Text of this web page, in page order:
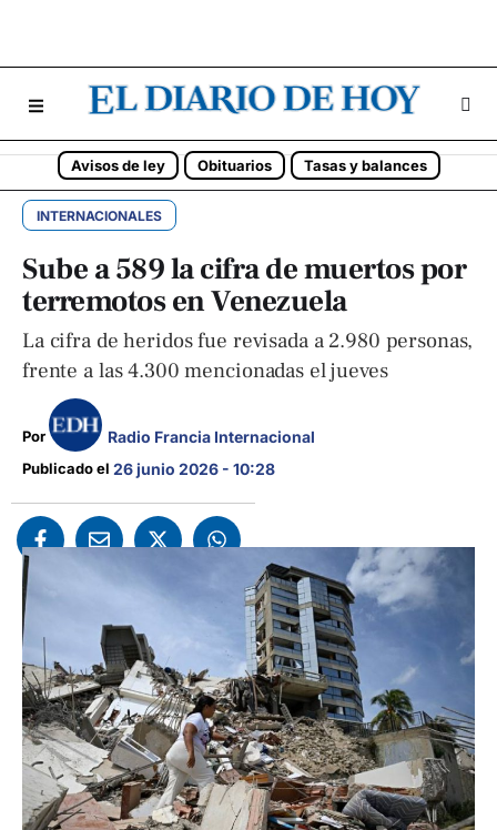
Avisos de ley Obituarios Tasas y balances
INTERNACIONALES
Sube a 589 la cifra de muertos por
terremotos en Venezuela
La cifra de heridos fue revisada a 2.980 personas,
frente a las 4.300 mencionadas el jueves
Por Radio Francia Internacional
Publicado el 26 junio 2026 - 10:28